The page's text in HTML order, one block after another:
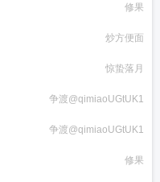
修果
炒方便面
惊蛰落月
争渡@qimiaoUGtUK1
争渡@qimiaoUGtUK1
修果